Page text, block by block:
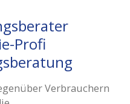
Profi
Verbrauchern